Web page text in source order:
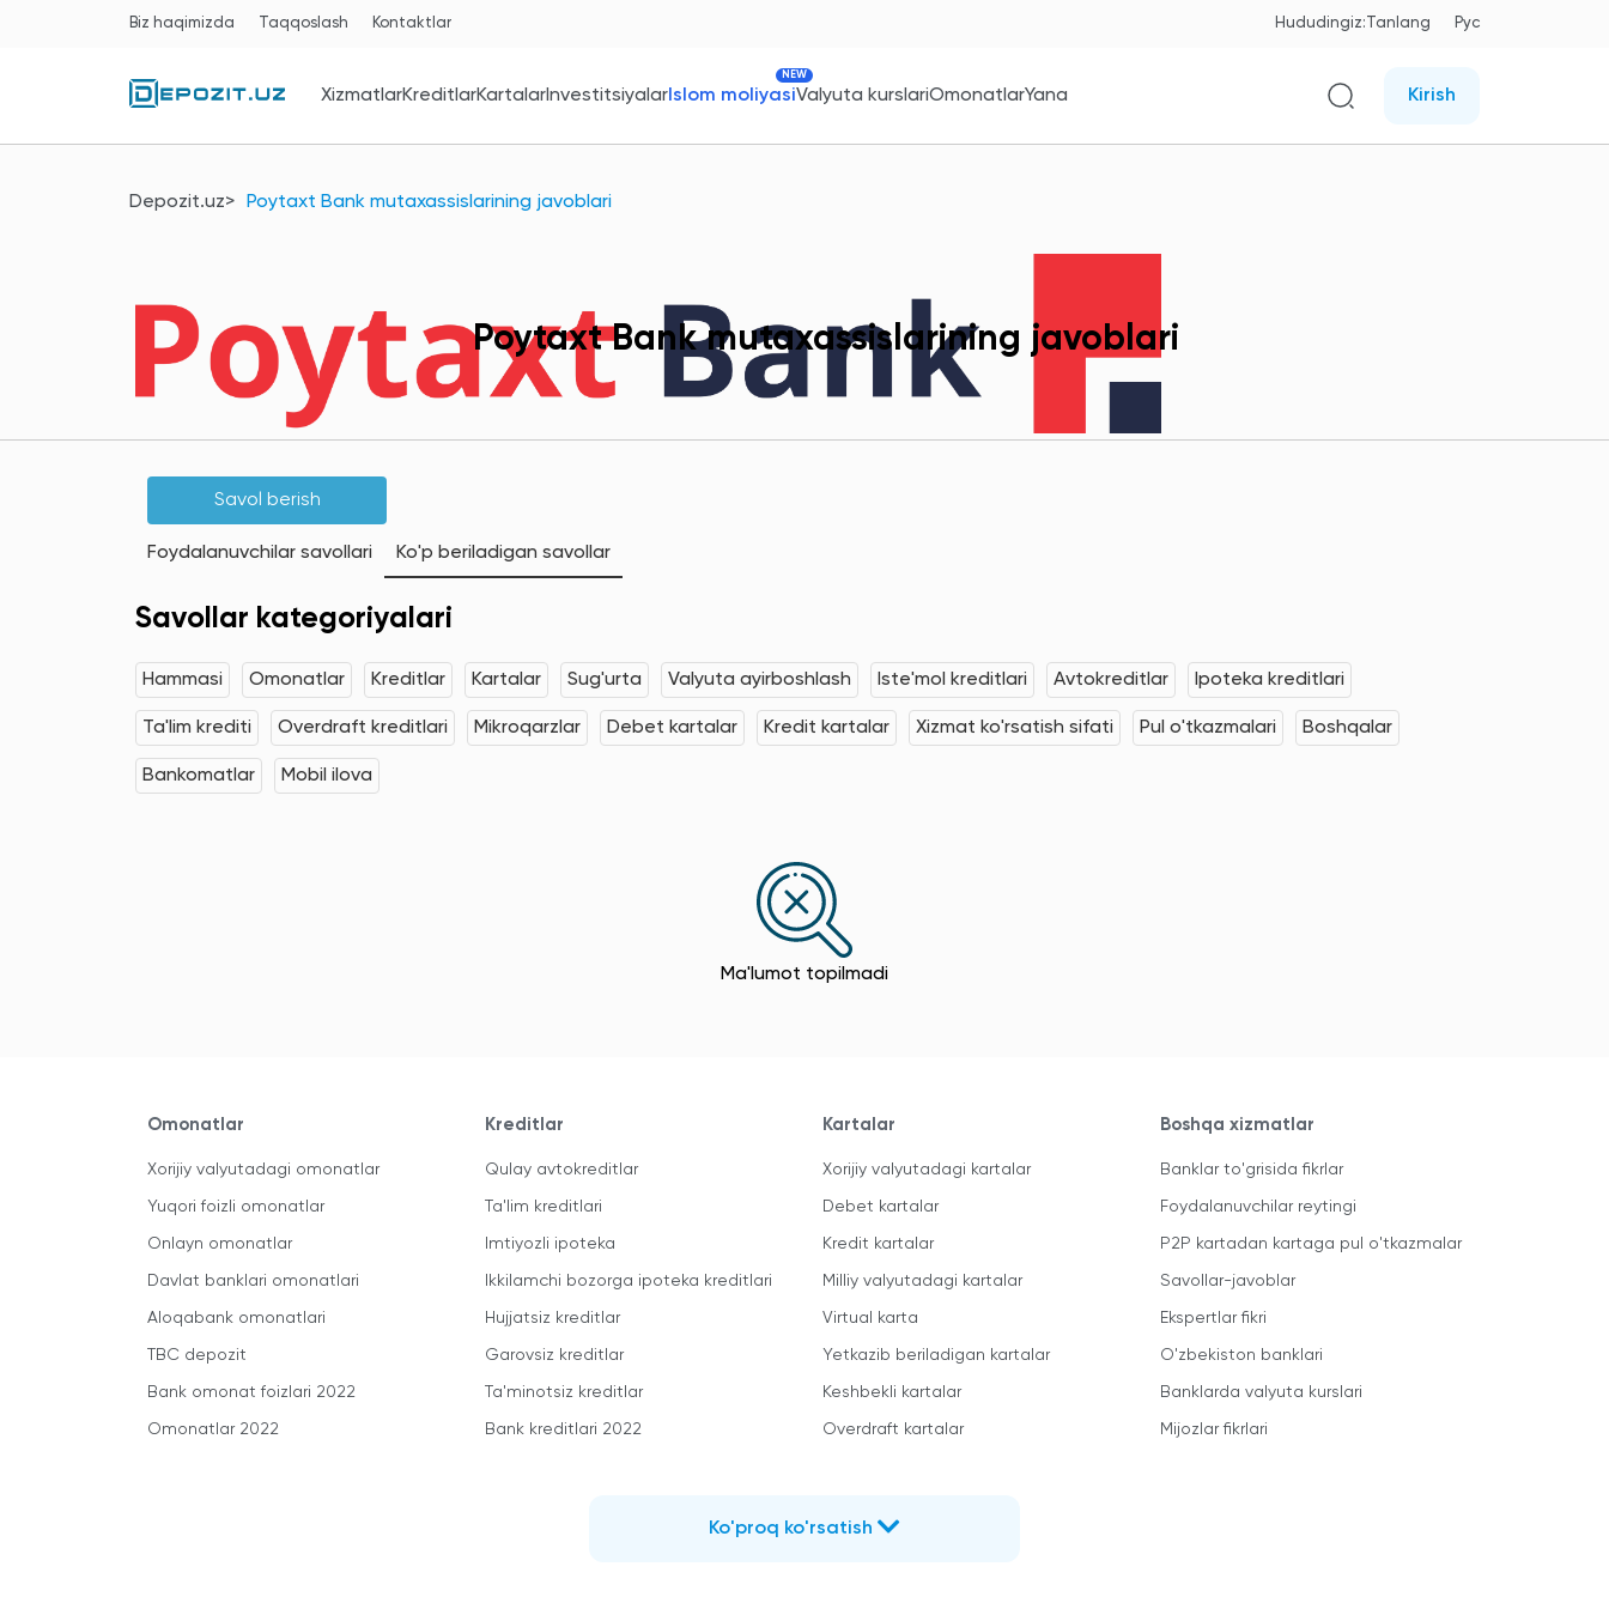
Biz haqimizda Taqqoslash Kontaktlar Hududingiz:Tanlang Рус
XizmatlarKreditlarKartalarInvestitsiyalarIslom moliyasi
NEW
Valyuta kurslariOmonatlarYana Kirish
Depozit.uz Poytaxt Bank mutaxassislarining javoblari
Poytaxt Bank mutaxassislarining javoblari
Savol berish
Foydalanuvchilar savollari Ko'p beriladigan savollar
Savollar kategoriyalari
Hammasi Omonatlar Kreditlar Kartalar Sug'urta Valyuta ayirboshlash Iste'mol kreditlari Avtokreditlar Ipoteka kreditlari
Ta'lim krediti Overdraft kreditlari Mikroqarzlar Debet kartalar Kredit kartalar Xizmat ko'rsatish sifati Pul o'tkazmalari Boshqalar
Bankomatlar Mobil ilova
Ma'lumot topilmadi
Omonatlar
Xorijiy valyutadagi omonatlar
Yuqori foizli omonatlar
Onlayn omonatlar
Davlat banklari omonatlari
Aloqabank omonatlari
TBC depozit
Bank omonat foizlari 2022
Omonatlar 2022
Kreditlar
Qulay avtokreditlar
Ta'lim kreditlari
Imtiyozli ipoteka
Ikkilamchi bozorga ipoteka kreditlari
Hujjatsiz kreditlar
Garovsiz kreditlar
Ta'minotsiz kreditlar
Bank kreditlari 2022
Kartalar
Xorijiy valyutadagi kartalar
Debet kartalar
Kredit kartalar
Milliy valyutadagi kartalar
Virtual karta
Yetkazib beriladigan kartalar
Keshbekli kartalar
Overdraft kartalar
Boshqa xizmatlar
Banklar to'grisida fikrlar
Foydalanuvchilar reytingi
P2P kartadan kartaga pul o'tkazmalar
Savollar-javoblar
Ekspertlar fikri
O'zbekiston banklari
Banklarda valyuta kurslari
Mijozlar fikrlari
Ko'proq ko'rsatish